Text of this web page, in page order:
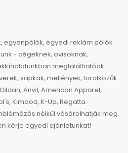
egyenpólók, egyedi reklám pólók
- cégeknek, ovisoknak,
megtalálhatóak
sapkák, mellények, törölközők
Anvil, American Apparel,
Kimood, K-Up, Regatta.
nélkül vásárolhatják meg.
kérje egyedi ajánlatunkat!